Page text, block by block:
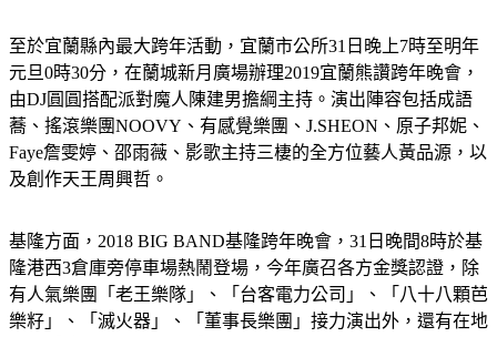
至於宜蘭縣內最大跨年活動，宜蘭市公所31日晚上7時至明年
元旦0時30分，在蘭城新月廣場辦理2019宜蘭熊讚跨年晚會，
由DJ圓圓搭配派對魔人陳建男擔綱主持。演出陣容包括成語
蕎、搖滾樂團NOOVY、有感覺樂團、J.SHEON、原子邦妮、
Faye詹雯婷、邵雨薇、影歌主持三棲的全方位藝人黃品源，以
及創作天王周興哲。
基隆方面，2018 BIG BAND基隆跨年晚會，31日晚間8時於基
隆港西3倉庫旁停車場熱鬧登場，今年廣召各方金獎認證，除
有人氣樂團「老王樂隊」、「台客電力公司」、「八十八顆芭
樂籽」、「滅火器」、「董事長樂團」接力演出外，還有在地